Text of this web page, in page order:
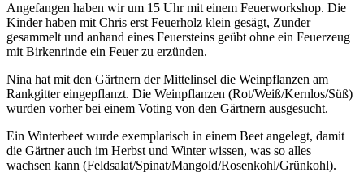
Angefangen haben wir um 15 Uhr mit einem Feuerworkshop. Die
Kinder haben mit Chris erst Feuerholz klein gesägt, Zunder
gesammelt und anhand eines Feuersteins geübt ohne ein Feuerzeug
mit Birkenrinde ein Feuer zu erzünden.
Nina hat mit den Gärtnern der Mittelinsel die Weinpflanzen am
Rankgitter eingepflanzt. Die Weinpflanzen (Rot/Weiß/Kernlos/Süß)
wurden vorher bei einem Voting von den Gärtnern ausgesucht.
Ein Winterbeet wurde exemplarisch in einem Beet angelegt, damit
die Gärtner auch im Herbst und Winter wissen, was so alles
wachsen kann (Feldsalat/Spinat/Mangold/Rosenkohl/Grünkohl).